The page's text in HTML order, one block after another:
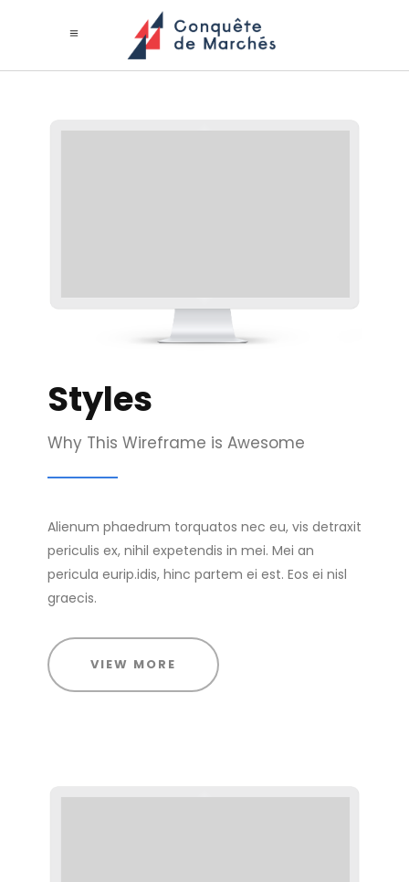
Styles
Why This Wireframe is Awesome
Alienum phaedrum torquatos nec eu, vis detraxit
periculis ex, nihil expetendis in mei. Mei an
pericula eurip.idis, hinc partem ei est. Eos ei nisl
graecis.
VIEW MORE